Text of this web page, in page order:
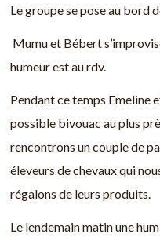
Le groupe se pose au bord
Mumu et Bébert
humeur est au rdv.
Pendant ce temps Emeline
possible bivouac au plus
rencontrons un couple de
éleveurs de chevaux qui
régalons de leurs produits.
Le lendemain matin une